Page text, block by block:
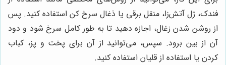
فندک، ژل آتش‌زا، منقل برقی یا ذغال سرخ کن استفاده کنید. پس
از روشن شدن زغال، اجازه دهید تا به طور کامل سرخ شود و دود
آن از بین برود. سپس، می‌توانید از آن برای پخت و پز، کباب
کردن یا استفاده از قلیان استفاده کنید.